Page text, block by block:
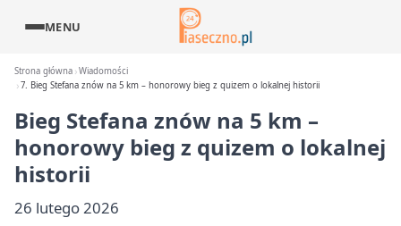
MENU
Strona główna Wiadomości
7. Bieg Stefana znów na 5 km – honorowy bieg z quizem o lokalnej historii
Bieg Stefana znów na 5 km –
honorowy bieg z quizem o lokalnej
historii
26 lutego 2026